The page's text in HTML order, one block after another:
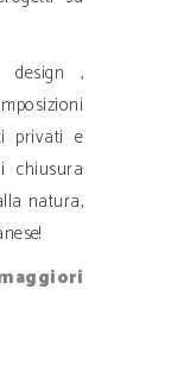
design ,
privati e
chiusura
natura,